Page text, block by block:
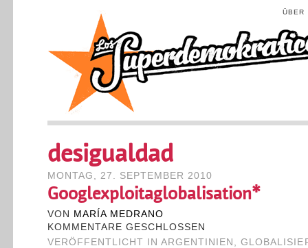
ÜBER
desigualdad
MONTAG, 27. SEPTEMBER 2010
Googlexploitaglobalisation*
VON
MARÍA MEDRANO
KOMMENTARE GESCHLOSSEN
VERÖFFENTLICHT IN ARGENTINIEN ,